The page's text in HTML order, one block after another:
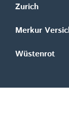
Zurich
Merkur
Wüstenrot